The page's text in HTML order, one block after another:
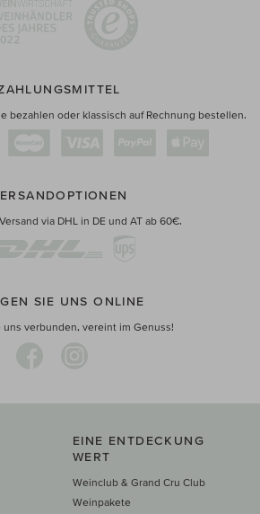
bezahlen oder klassisch auf Rechnung bestellen.
via DHL in DE und AT ab 60€.
SIE UNS ONLINE
uns verbunden, vereint im Genuss!
EINE ENTDECKUNG
WERT
Weinclub & Grand Cru Club
Weinpakete